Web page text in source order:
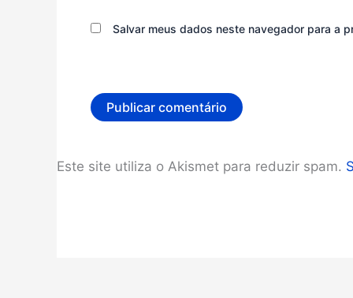
Salvar meus dados neste navegador para a
Este site utiliza o Akismet para reduzir spam.